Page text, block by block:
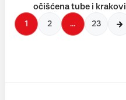
očišćena tube i krakovi
1 2 … 23